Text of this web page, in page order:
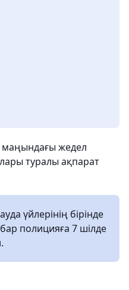
маңындағы жедел
туралы ақпарат
үйлерінің бірінде
полицияға 7 шілде